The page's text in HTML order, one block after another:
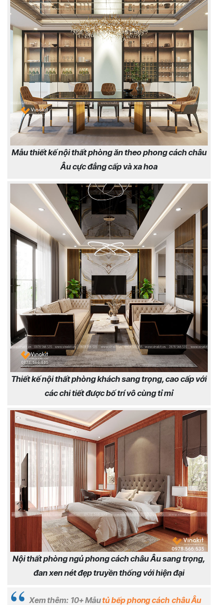
Mẫu thiết kế nội thất phòng ăn theo phong cách châu
Âu cực đẳng cấp và xa hoa
Thiết kế nội thất phòng khách sang trọng, cao cấp với
các chi tiết được bố trí vô cùng tỉ mỉ
Nội thất phòng ngủ phong cách châu Âu sang trọng,
đan xen nét đẹp truyền thống với hiện đại
Xem thêm: 10+ Mẫutủ bếp phong cách châu Âu